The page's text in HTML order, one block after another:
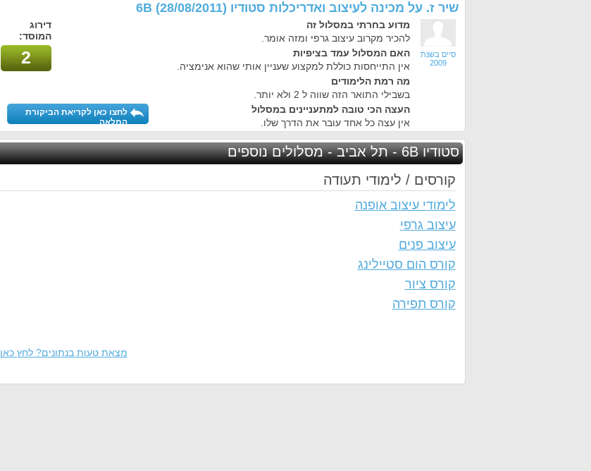
שיר ז. על מכינה לעיצוב ואדריכלות סטודיו 6B (28/08/2011)
סיים בשנת
2009
מדוע בחרתי במסלול זה
להכיר מקרוב עיצוב גרפי ומזה אומר.
האם המסלול עמד בציפיות
אין התייחסות כוללת למקצוע שעניין אותי שהוא אנימציה.
מה רמת הלימודים
בשבילי התואר הזה שווה ל 2 ולא יותר.
העצה הכי טובה למתעניינים במסלול
אין עצה כל אחד עובר את הדרך שלו.
דירוג
המוסד:
2
לחצו כאן לקריאת הביקורת
המלאה
סטודיו 6B - תל אביב - מסלולים נוספים
קורסים / לימודי תעודה
לימודי עיצוב אופנה
עיצוב גרפי
עיצוב פנים
קורס הום סטיילינג
קורס ציור
קורס תפירה
מצאת טעות בנתונים? לחץ כאן